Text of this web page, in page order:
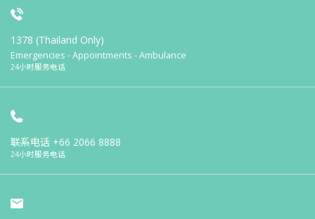
1378 (Thailand Only)
Emergencies - Appointments - Ambulance
24小时服务电话
联系电话 +66 2066 8888
24小时服务电话